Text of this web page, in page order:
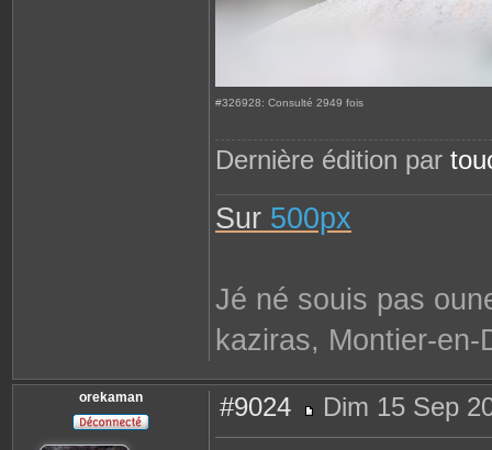
#326928: Consulté 2949 fois
Dernière édition par
Sur 500px
Jé né souis pas
kaziras, Montier-en-
orekaman #9024
e
Dim 15 Sep